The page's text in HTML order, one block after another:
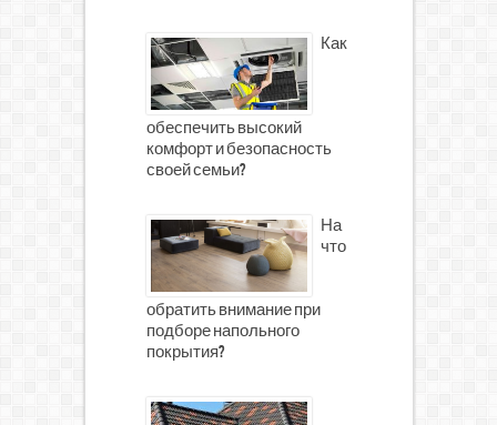
Как
обеспечить высокий
комфорт и безопасность
своей семьи?
На
что
обратить внимание при
подборе напольного
покрытия?